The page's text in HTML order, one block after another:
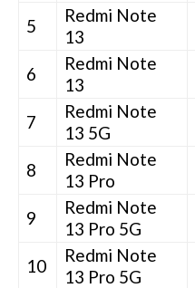
5
Redmi Note
13
6
Redmi Note
13
7
Redmi Note
13 5G
8
Redmi Note
13 Pro
9
Redmi Note
13 Pro 5G
10
Redmi Note
13 Pro 5G